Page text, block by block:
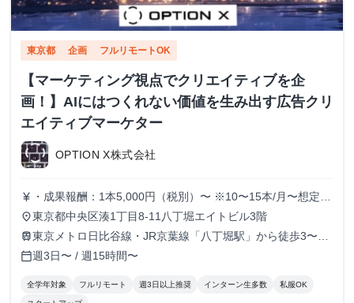
東京都 企画 フルリモートOK
【マーケティング視点でクリエイティブを企
画！】AIにはつくれない価値を生み出す広告クリ
エイティブマーケター
OPTION X株式会社
currency_yen ・成果報酬：1本5,000円（税別）〜 ※10〜15本/月〜想定
※経験、実績、能力等によって変動 ※トライアル期間の場
合変動あり
place東京都中央区湊1丁目8-11八丁堀エイトビル3階
train東京メトロ日比谷線・JR京葉線「八丁堀駅」から徒歩3〜6
分
calendar_today週3日〜 / 週15時間〜
全学年対象 フルリモート 週3日以上推奨 インターン生多数 私服OK